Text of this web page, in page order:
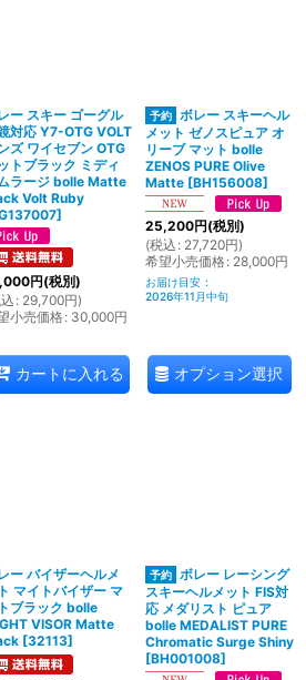
ー スキー ゴーグル
対応 Y7-OTG VOLT
ズ ワイセブン OTG
トブラック ミディ
ラージ bolle Matte
Volt Ruby
]
円(税別)
: 29,700円)
小売価格: 30,000円
カートに入れる
ボレー スキーヘル
メット ゼノスピュア オ
リーブ マット bolle
ZENOS PURE Olive
Matte [BH156008]
25,200円(税別)
(税込 : 27,720円)
希望小売価格: 28,000円
お届け目安 :
2026年11月中旬
オプション選択
ー バイザーヘルメ
マイトバイザー マ
ブラック bolle
VISOR Matte
[32113]
ボレー レーシング
スキーヘルメット FIS対
応 メダリスト ピュア
bolle MEDALIST PURE
Chromatic Surge Shiny
[BH001008]